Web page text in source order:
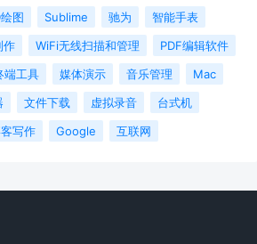
图 Sublime 驰为
智能手表
作 WiFi无线扫描和管理
PDF编辑软件
端工具 媒体演示 音乐管理
Mac
文件下载 虚拟录音
台式机
写作 Google 互联网